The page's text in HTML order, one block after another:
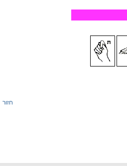
חזור